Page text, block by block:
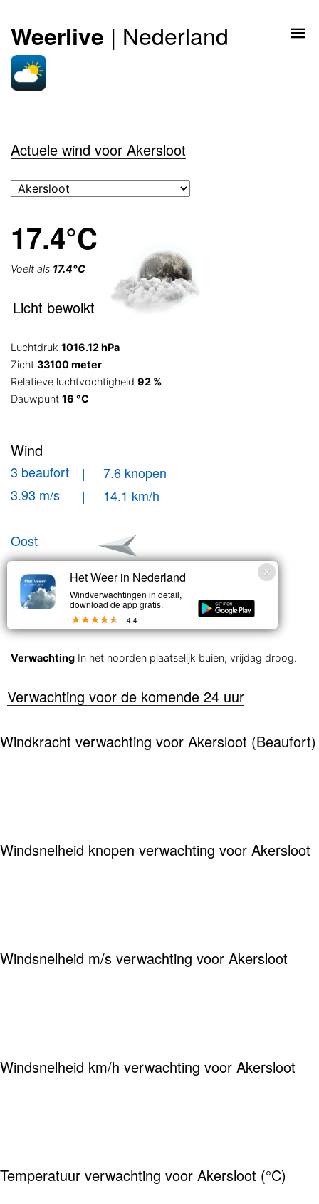
Weerlive | Nederland
Actuele wind voor Akersloot
17.4°C
Voelt als 17.4°C
Licht bewolkt
Luchtdruk 1016.12 hPa
Zicht 33100 meter
Relatieve luchtvochtigheid 92 %
Dauwpunt 16 °C
Wind
3 beaufort
| 7.6 knopen
3.93 m/s
| 14.1 km/h
Oost
Windstoten
3 bft
| 9.1 knopen
| 16.8 km/h
Verwachting In het noorden plaatselijk buien, vrijdag droog.
Verwachting voor de komende 24 uur
Windkracht verwachting voor Akersloot (Beaufort)
Windsnelheid knopen verwachting voor Akersloot
Windsnelheid m/s verwachting voor Akersloot
Windsnelheid km/h verwachting voor Akersloot
Temperatuur verwachting voor Akersloot (°C)
Het Weer in Nederland
Windverwachtingen in detail,
download de app gratis.
4.4